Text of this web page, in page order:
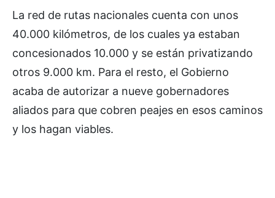
La red de rutas nacionales cuenta con unos
40.000 kilómetros, de los cuales ya estaban
concesionados 10.000 y se están privatizando
otros 9.000 km. Para el resto, el Gobierno
acaba de autorizar a nueve gobernadores
aliados para que cobren peajes en esos caminos
y los hagan viables.